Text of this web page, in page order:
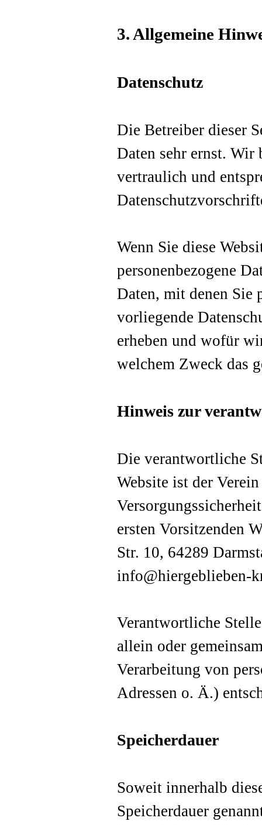
3. Allgemeine
Datenschutz
Die Betreiber dieser
Daten sehr ernst. Wir
vertraulich und
Wenn Sie diese
personenbezogene
Daten, mit denen
vorliegende
erheben und wofür
welchem Zweck das
Hinweis zur
Die verantwortliche
Website ist der
ersten Vorsitzenden
Str. 10, 64289
info@hiergeblieben-
Verantwortliche
allein oder
Verarbeitung von
Adressen o. Ä.)
Speicherdauer
Soweit innerhalb
Speicherdauer